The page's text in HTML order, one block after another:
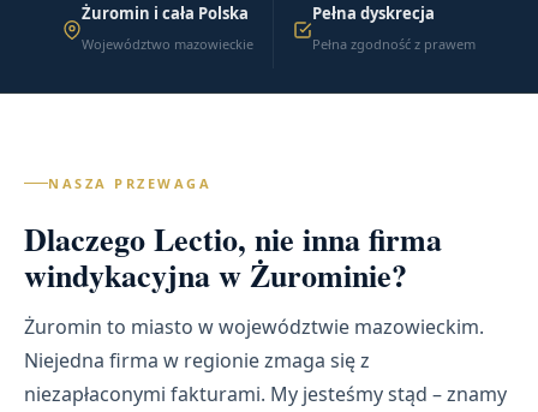
Żuromin i cała Polska
Województwo mazowieckie
Pełna dyskrecja
Pełna zgodność z prawem
NASZA PRZEWAGA
Dlaczego Lectio, nie inna firma
windykacyjna w Żurominie?
Żuromin to miasto w województwie mazowieckim.
Niejedna firma w regionie zmaga się z
niezapłaconymi fakturami. My jesteśmy stąd – znamy